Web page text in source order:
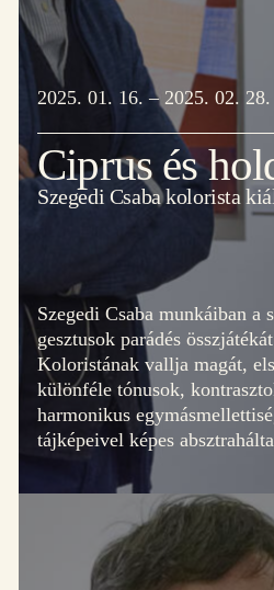
2025. 01. 16. – 2025. 02. 28.
Ciprus és
Szegedi Csaba kolorista
Szegedi Csaba munkáiban a
gesztusok parádés
Koloristának vallja magát,
különféle tónusok,
harmonikus
tájképeivel képes